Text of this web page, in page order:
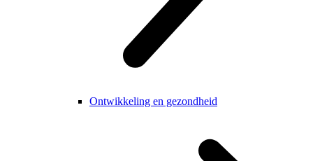
Ontwikkeling en gezondheid